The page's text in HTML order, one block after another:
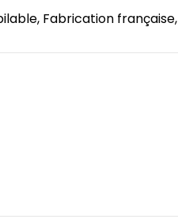
Fabrication française,